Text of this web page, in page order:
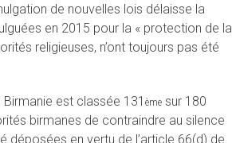
de nouvelles lois délaisse la
en 2015 pour la « protection de la
religieuses, n’ont toujours pas été
est classée 131 ème sur 180
birmanes de contraindre au silence
déposées en vertu de l’article 66(d) de